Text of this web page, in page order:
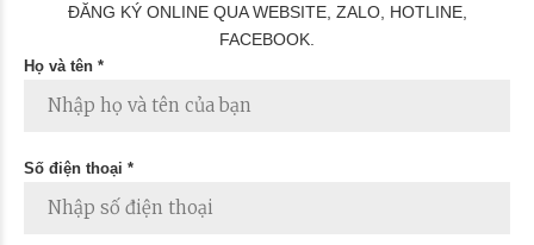
ĐĂNG KÝ ONLINE QUA WEBSITE, ZALO, HOTLINE,
FACEBOOK.
Họ và tên *
Số điện thoại *